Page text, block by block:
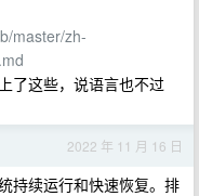
master/zh-
了这些，说语言也不过
2022 年 11 月 16 日
持续运行和快速恢复。排